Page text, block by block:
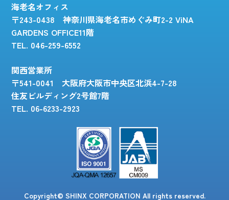
海老名オフィス
〒243-0438 神奈川県海老名市めぐみ町2-2 ViNA
GARDENS OFFICE11階
TEL. 046-259-6552
関西営業所
〒541-0041 大阪府大阪市中央区北浜4-7-28
住友ビルディング2号館7階
TEL. 06-6233-2923
Copyright© SHINX CORPORATION All rights reserved.